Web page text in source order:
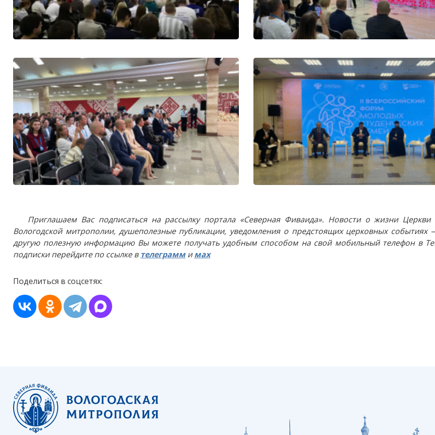
Приглашаем Вас подписаться на рассылку портала «Северная Фиваида». Новости о жизни Церкви
Вологодской митрополии, душеполезные публикации, уведомления о предстоящих церковных событиях
другую полезную информацию Вы можете получать удобным способом на свой мобильный телефон в
подписки перейдите по ссылке в телеграммимах
Поделиться в соцсетях: